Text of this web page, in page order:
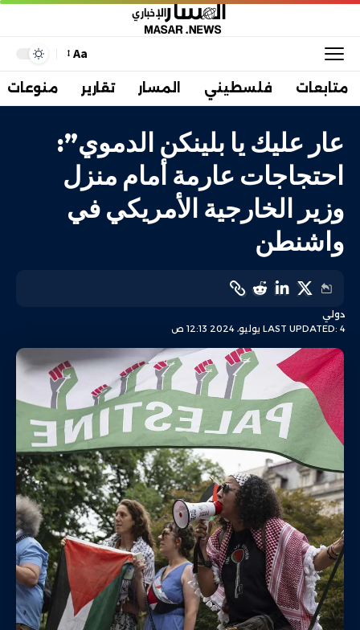
Aa
متابعات فلسطيني المسار تقارير منوعات
عار عليك يا بلينكن الدموي”:
احتجاجات عارمة أمام منزل
وزير الخارجية الأمريكي في
واشنطن
LAST UPDATED: 4 يوليو، 2024 12:13 ص
دولي